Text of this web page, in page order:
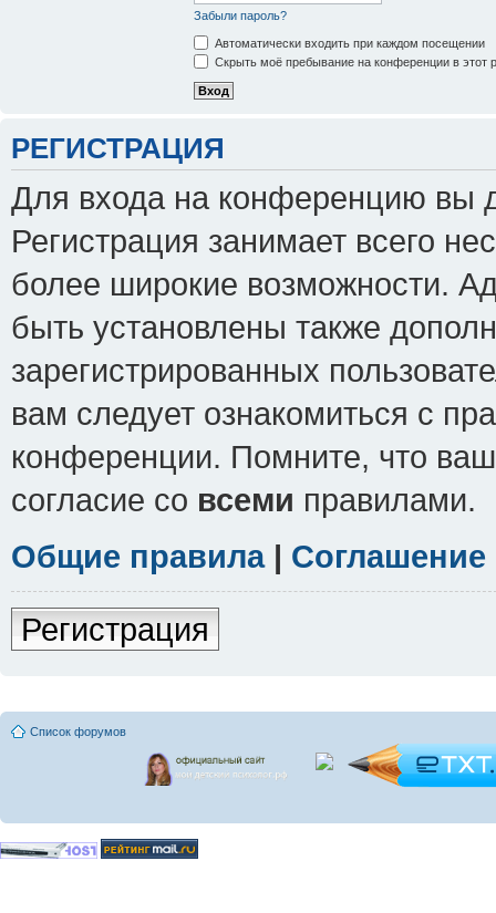
Забыли пароль?
Автоматически входить при каждом посещении
Скрыть моё пребывание на конференции в этот
РЕГИСТРАЦИЯ
Для входа на конференцию вы
Регистрация занимает всего
более широкие возможности.
быть установлены также
зарегистрированных
вам следует ознакомиться с
конференции. Помните, что
согласие со всеми правилами.
Общие правила|
Регистрация
Список форумов